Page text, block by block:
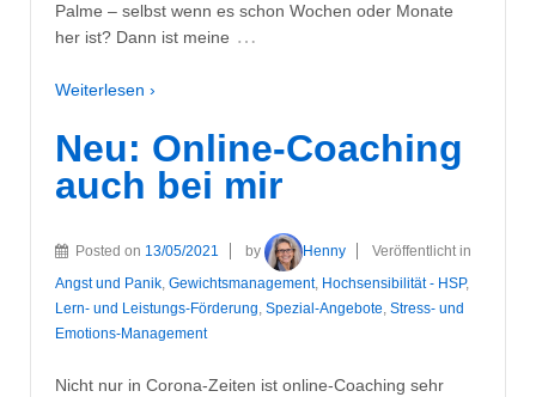
Palme – selbst wenn es schon Wochen oder Monate
her ist? Dann ist meine …
Weiterlesen ›
Neu: Online-Coaching
auch bei mir
Posted on 13/05/2021 by Henny
Veröffentlicht in
Angst und Panik, Gewichtsmanagement, Hochsensibilität - HSP,
Lern- und Leistungs-Förderung, Spezial-Angebote, Stress- und
Emotions-Management
Nicht nur in Corona-Zeiten ist online-Coaching sehr